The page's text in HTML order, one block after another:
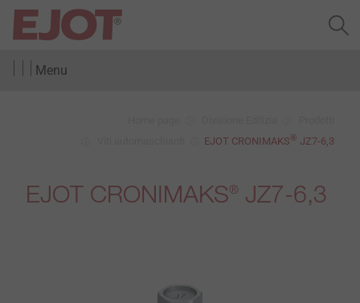
Menu
EJOT CRONIMAKS® JZ7-6,3
EJOT CRONIMAKS® JZ7-6,3